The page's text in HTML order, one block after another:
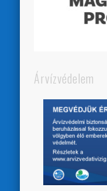
Árvízvédelem